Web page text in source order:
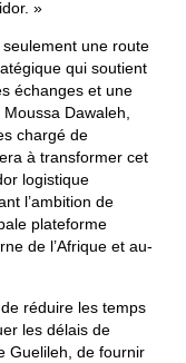
»
une route
qui soutient
échanges et une
Dawaleh,
chargé de
à transformer cet
logistique
l’ambition de
plateforme
de l’Afrique et au-
réduire les temps
les délais de
Guelileh, de fournir